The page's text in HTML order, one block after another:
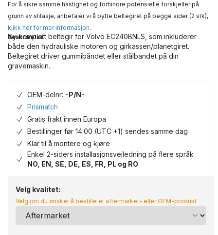
For å sikre samme hastighet og forhindre potensielle forskjeller på
grunn av slitasje, anbefaler vi å bytte beltegiret på begge sider (2 stk),
klikk her for mer informasjon.
Beskrivelse
Ny komplett beltegir for Volvo EC240BNLS, som inkluderer
både den hydrauliske motoren og girkassen/planetgiret.
Beltegiret driver gummibåndet eller stålbandet på din
gravemaskin.
OEM-delnr: -P/N-
Prismatch
Gratis frakt innen Europa
Bestillinger før 14:00 (UTC +1) sendes samme dag
Klar til å montere og kjøre
Enkel 2-siders installasjonsveiledning på flere språk
NO, EN, SE, DE, ES, FR, PL og RO
Velg kvalitet:
Velg om du ønsker å bestille et aftermarket- eller OEM-produkt